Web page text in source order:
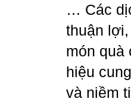
… Các
thuận
món quà
hiệu
và niềm